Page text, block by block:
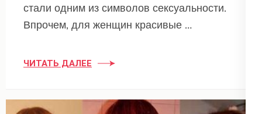
стали одним из символов сексуальности.
Впрочем, для женщин красивые …
ЧИТАТЬ ДАЛЕЕ